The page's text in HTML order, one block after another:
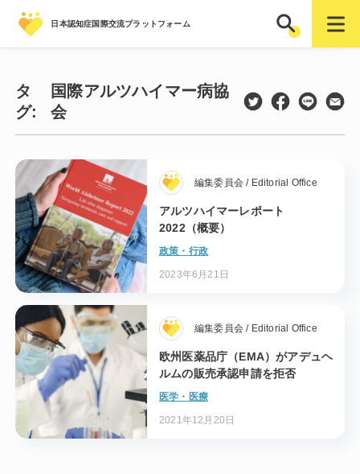
日本認知症国際交流プラットフォーム
タ
グ:
国際アルツハイマー病協
会
編集委員会 / Editorial Office
アルツハイマーレポート
2022（概要）
政策・行政
2023年6月21日
編集委員会 / Editorial Office
欧州医薬品庁（EMA）がアデュヘ
ルムの販売承認申請を拒否
医学・医療
2021年12月20日